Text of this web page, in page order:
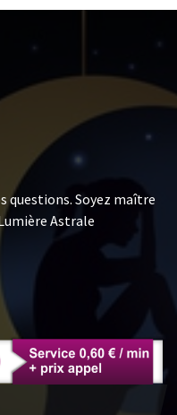
questions. Soyez maître
Astrale